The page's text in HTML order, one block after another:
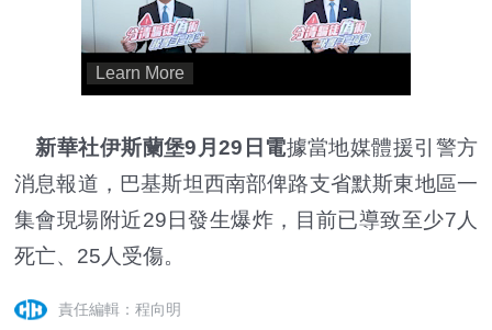
新華社伊斯蘭堡9月29日電據當地媒體援引警方
消息報道，巴基斯坦西南部俾路支省默斯東地區一
集會現場附近29日發生爆炸，目前已導致至少7人
死亡、25人受傷。
責任編輯：程向明